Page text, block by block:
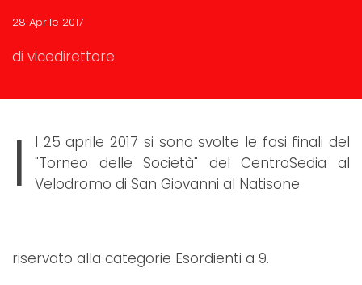
28 Aprile 2017
di vicedirettore
I
l 25 aprile 2017 si sono svolte le fasi finali del
"Torneo delle Società" del CentroSedia al
Velodromo di San Giovanni al Natisone
riservato alla categorie Esordienti a 9.